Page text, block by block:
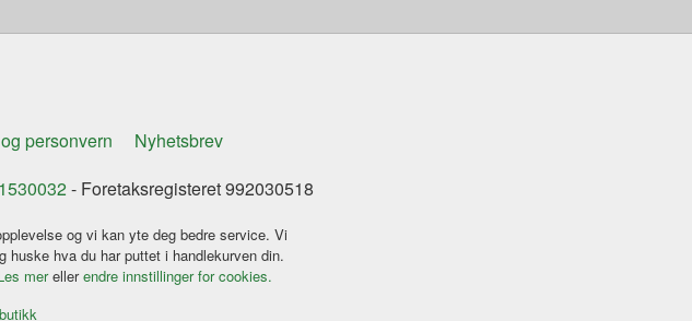
personvern
Nyhetsbrev
- Foretaksregisteret 992030518
og vi kan yte deg bedre service. Vi
huske hva du har puttet i handlekurven din.
merellerendre innstillinger for cookies.